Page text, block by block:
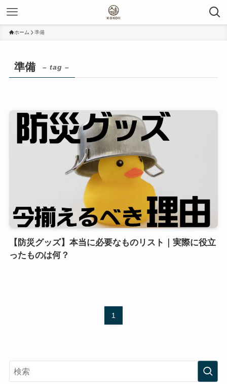
ホーム 準備
準備 – tag –
【防災グッズ】本当に必要なものリスト｜実際に役立
ったものは何？
1